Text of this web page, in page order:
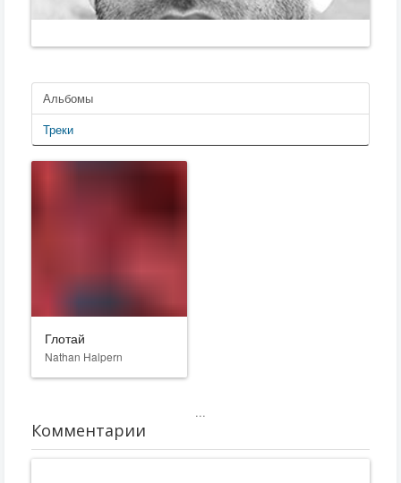
Альбомы
Треки
Глотай
Nathan Halpern
...
Комментарии